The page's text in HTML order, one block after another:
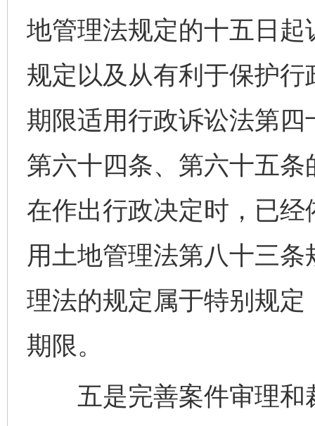
地管理法规定的十五日
规定以及从有利于保护
期限适用行政诉讼法第
第六十四条、第六十五
在作出行政决定时，已
用土地管理法第八十三
理法的规定属于特别规
期限。
五是完善案件审理和